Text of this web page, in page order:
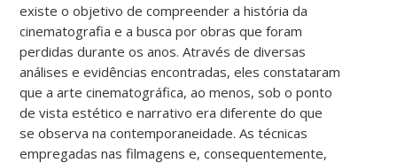
existe o objetivo de compreender a história da
cinematografia e a busca por obras que foram
perdidas durante os anos. Através de diversas
análises e evidências encontradas, eles constataram
que a arte cinematográfica, ao menos, sob o ponto
de vista estético e narrativo era diferente do que
se observa na contemporaneidade. As técnicas
empregadas nas filmagens e, consequentemente,